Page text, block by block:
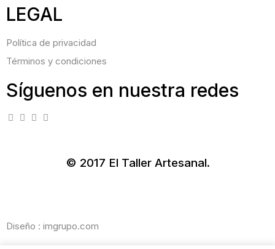
LEGAL
Política de privacidad
Términos y condiciones
Síguenos en nuestra redes
© 2017 El Taller Artesanal.
Diseño : imgrupo.com